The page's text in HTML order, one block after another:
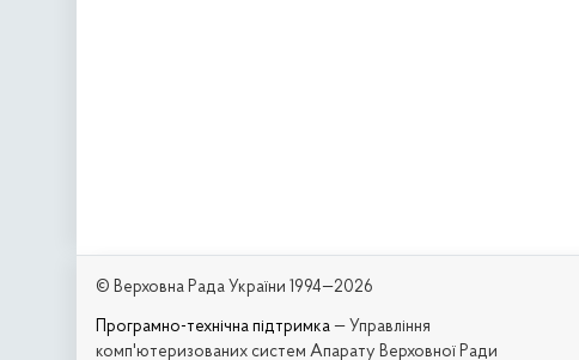
© Верховна Рада України 1994—2026
Програмно-технічна підтримка — Управління
комп'ютеризованих систем Апарату Верховної Ради